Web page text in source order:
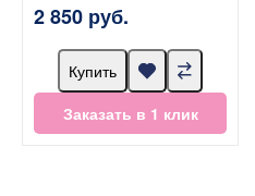
2 850 руб.
Купить
Заказать в 1 клик